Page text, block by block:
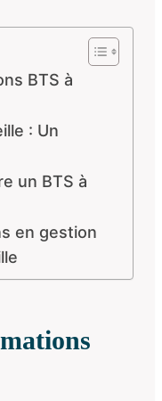
BTS à
: Un
un BTS à
en gestion